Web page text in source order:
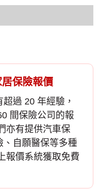
保險報價
超過 20 年經驗，
間保險公司的報
亦有提供汽車保
、自願醫保等多種
報價系統獲取免費